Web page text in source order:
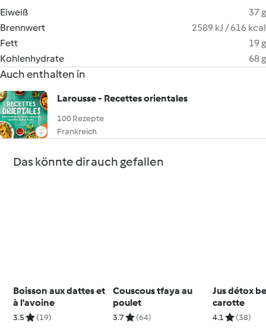
Eiweiß
37 g
Brennwert
2589 kJ / 616 kcal
Fett
19 g
Kohlenhydrate
68 g
Auch enthalten in
Larousse - Recettes orientales
100 Rezepte
Frankreich
Das könnte dir auch gefallen
Boisson aux dattes et
à l'avoine
3.5 (19)
Couscous tfaya au
poulet
3.7 (64)
Jus détox
carotte
4.1 (38)